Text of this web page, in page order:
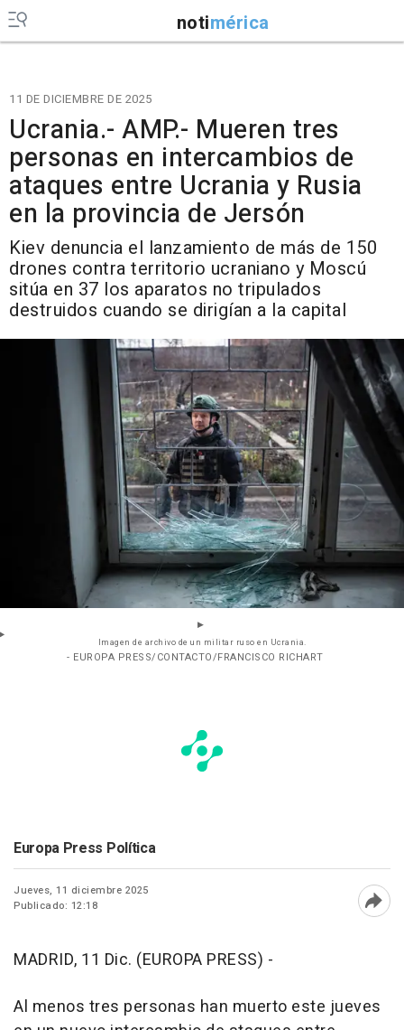
notimérica
11 DE DICIEMBRE DE 2025
Ucrania.- AMP.- Mueren tres
personas en intercambios de
ataques entre Ucrania y Rusia
en la provincia de Jersón
Kiev denuncia el lanzamiento de más de 150
drones contra territorio ucraniano y Moscú
sitúa en 37 los aparatos no tripulados
destruidos cuando se dirigían a la capital
Imagen de archivo de un militar ruso en Ucrania.
- EUROPA PRESS/CONTACTO/FRANCISCO RICHART
Europa Press Política
Jueves, 11 diciembre 2025
Publicado: 12:18
MADRID, 11 Dic. (EUROPA PRESS) -
Al menos tres personas han muerto este jueves